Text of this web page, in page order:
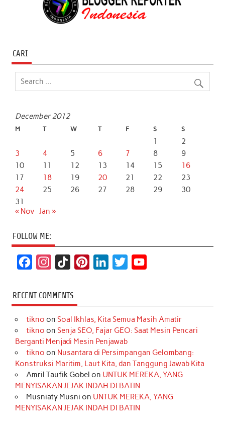
CARI
December 2012
M T W T F S S
1
2
3
4 5 6 7 8
9
10
11 12 13 14 15
16
17
18 19 20 21 22
23
24
25 26 27 28 29
30
31
« Nov Jan »
FOLLOW ME:
c
e
b
o
k
s
t
a
r
a
m
k
T
o
k
t
e
r
e
s
t
k
e
d
I
n
t
t
r
T
u
e
RECENT COMMENTS
tikno on Soal Ikhlas, Kita Semua Masih Amatir
tikno on Senja SEO, Fajar GEO: Saat Mesin Pencari
Berganti Menjadi Mesin Penjawab
tikno on Nusantara di Persimpangan Gelombang:
Konstruksi Maritim, Laut Kita, dan Tanggung Jawab Kita
Amril Taufik Gobel on UNTUK MEREKA, YANG
MENYISAKAN JEJAK INDAH DI BATIN
Musniaty Musni on UNTUK MEREKA, YANG
MENYISAKAN JEJAK INDAH DI BATIN